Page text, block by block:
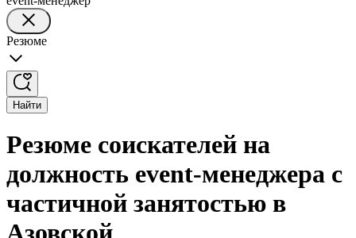
Резюме
Найти
Резюме соискателей на
должность event-менеджера с
частичной занятостью в